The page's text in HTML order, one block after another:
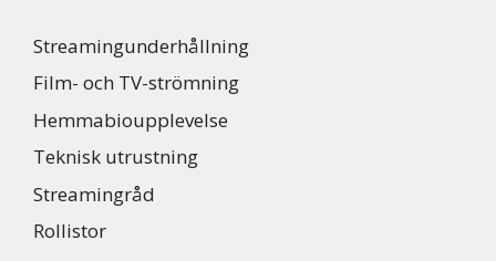
Streamingunderhållning
Film- och TV-strömning
Hemmabioupplevelse
Teknisk utrustning
Streamingråd
Rollistor